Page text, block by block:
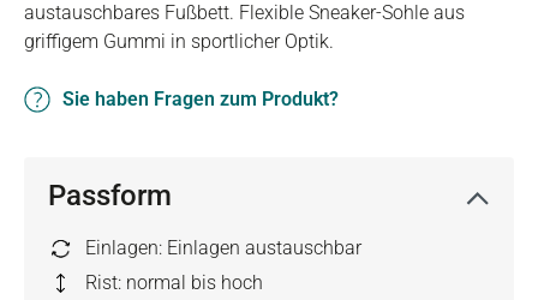
austauschbares Fußbett. Flexible Sneaker-Sohle aus
griffigem Gummi in sportlicher Optik.
Sie haben Fragen zum Produkt?
Passform
Einlagen: Einlagen austauschbar
Rist: normal bis hoch